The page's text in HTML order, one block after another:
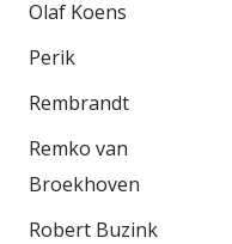
Olaf Koens
Perik
Rembrandt
Remko van
Broekhoven
Robert Buzink